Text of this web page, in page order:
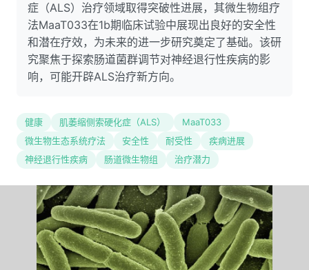
症（ALS）治疗领域取得突破性进展，其微生物组疗
法MaaT033在1b期临床试验中展现出良好的安全性
和潜在疗效，为未来的进一步研究奠定了基础。该研
究聚焦于探索肠道菌群调节对神经退行性疾病的影
响，可能开辟ALS治疗新方向。
健康 肌萎缩侧索硬化症（ALS）
MaaT033
微生物生态系统疗法
安全性 耐受性
疾病进展
神经退行性疾病
肠道微生物组 治疗潜力